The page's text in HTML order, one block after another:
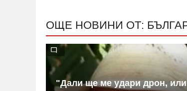
ОЩЕ НОВИНИ ОТ:
"Дали ще ме удари дрон, или